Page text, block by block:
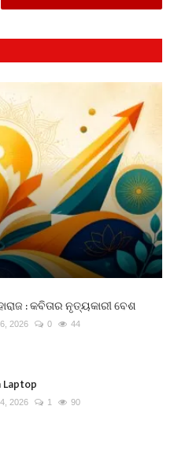
: କବିତାର ନୃତ୍ୟକାରୀ ବେଶ
2026 0 44
2026 1 90